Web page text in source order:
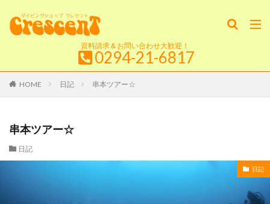
資料請求＆お問い合わせ大歓迎！
0294-21-6817
HOME 日記 串本ツアー☆
串本ツアー☆
日記
日記